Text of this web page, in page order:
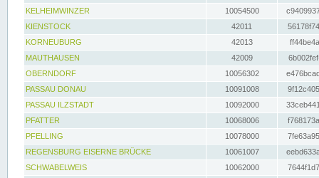
KELHEIMWINZER
10054500
KIENSTOCK
42011
KORNEUBURG
42013
MAUTHAUSEN
42009
OBERNDORF
10056302
PASSAU DONAU
10091008
PASSAU ILZSTADT
10092000
PFATTER
10068006
PFELLING
10078000
REGENSBURG EISERNE BRÜCKE
10061007
SCHWABELWEIS
10062000